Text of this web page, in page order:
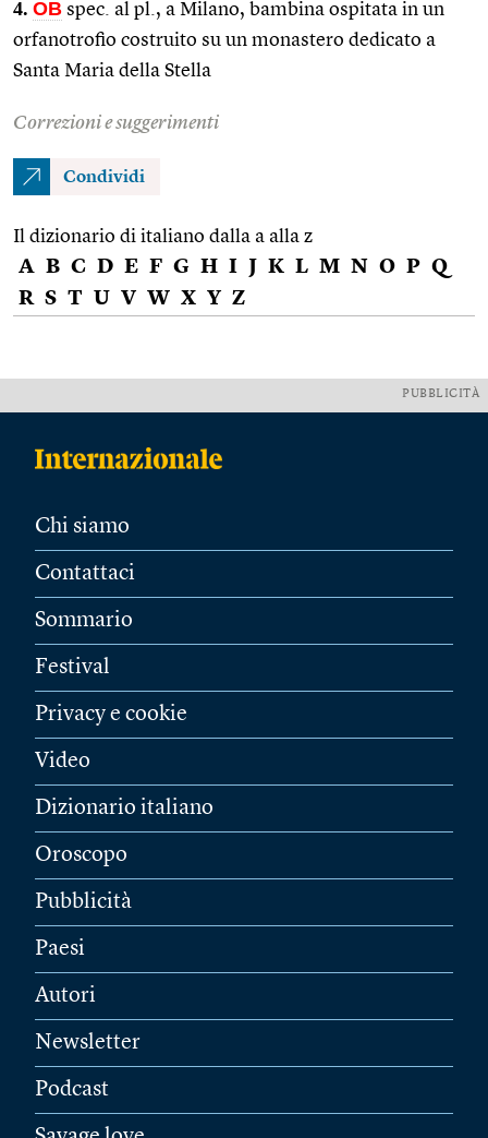
4. OB spec. al pl., a Milano, bambina ospitata in un
orfanotrofio costruito su un monastero dedicato a
Santa Maria della Stella
Correzioni e suggerimenti
Condividi
Il dizionario di italiano dalla a alla z
A B C D E F G H I J K L M N O P Q
R S T U V W X Y Z
PUBBLICITÀ
Chi siamo
Contattaci
Sommario
Festival
Privacy e cookie
Video
Dizionario italiano
Oroscopo
Pubblicità
Paesi
Autori
Newsletter
Podcast